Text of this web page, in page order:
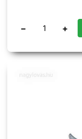
− +